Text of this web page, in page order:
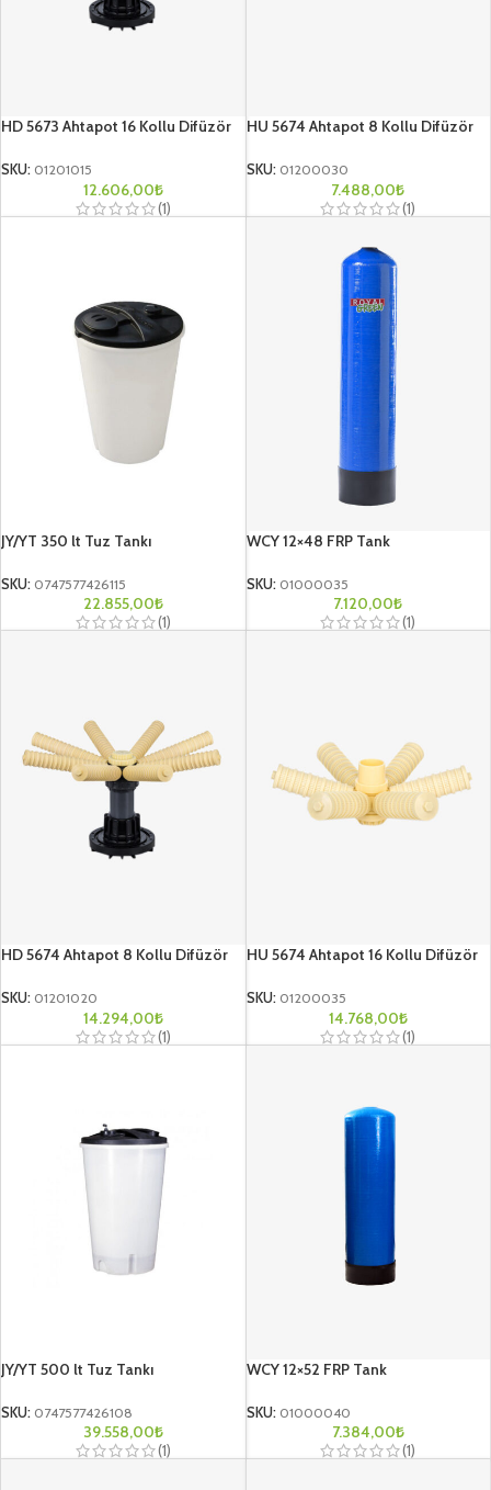
HD 5673 Ahtapot 16 Kollu Difüzör
SKU: 01201015
12.606,00₺
(1)
HU 5674 Ahtapot 8 Kollu Difüzör
SKU: 01200030
7.488,00₺
(1)
JY/YT 350 lt Tuz Tankı
SKU: 0747577426115
22.855,00₺
(1)
WCY 12×48 FRP Tank
SKU: 01000035
7.120,00₺
(1)
HD 5674 Ahtapot 8 Kollu Difüzör
SKU: 01201020
14.294,00₺
(1)
HU 5674 Ahtapot 16 Kollu Difüzör
SKU: 01200035
14.768,00₺
(1)
JY/YT 500 lt Tuz Tankı
SKU: 0747577426108
39.558,00₺
(1)
WCY 12×52 FRP Tank
SKU: 01000040
7.384,00₺
(1)